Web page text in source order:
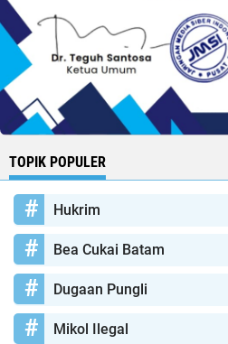
TOPIK POPULER
Hukrim
Bea Cukai Batam
Dugaan Pungli
Mikol Ilegal